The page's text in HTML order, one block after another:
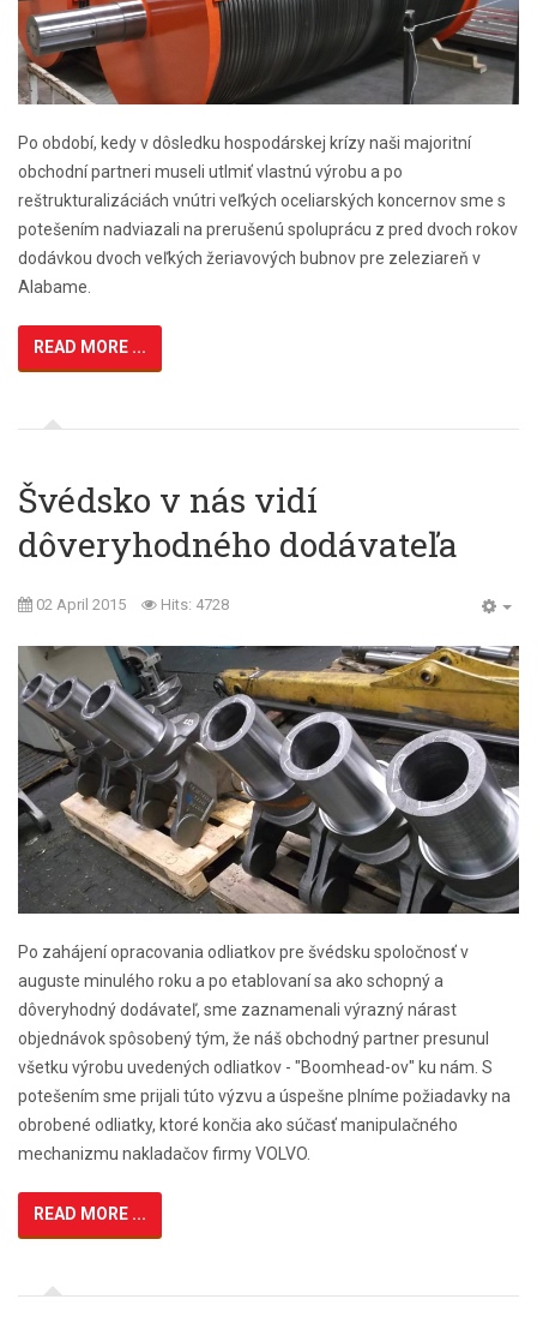
Po období, kedy v dôsledku hospodárskej krízy naši majoritní
obchodní partneri museli utlmiť vlastnú výrobu a po
reštrukturalizáciách vnútri veľkých oceliarských koncernov sme s
potešením nadviazali na prerušenú spoluprácu z pred dvoch rokov
dodávkou dvoch veľkých žeriavových bubnov pre zeleziareň v
Alabame.
READ MORE ...
Švédsko v nás vidí
dôveryhodného dodávateľa
02 April 2015 Hits: 4728
Po zahájení opracovania odliatkov pre švédsku spoločnosť v
auguste minulého roku a po etablovaní sa ako schopný a
dôveryhodný dodávateľ, sme zaznamenali výrazný nárast
objednávok spôsobený tým, že náš obchodný partner presunul
všetku výrobu uvedených odliatkov - "Boomhead-ov" ku nám. S
potešením sme prijali túto výzvu a úspešne plníme požiadavky na
obrobené odliatky, ktoré končia ako súčasť manipulačného
mechanizmu nakladačov firmy VOLVO.
READ MORE ...